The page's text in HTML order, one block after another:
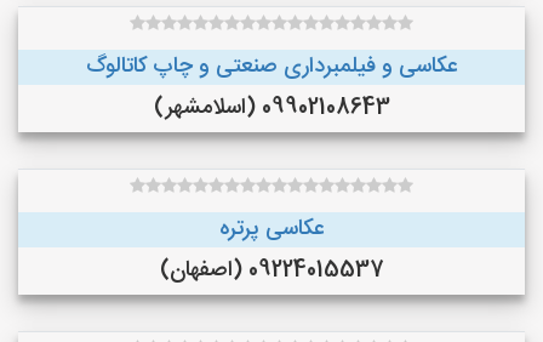
عکاسی و فیلمبرداری صنعتی و چاپ کاتالوگ
09902108643 (اسلامشهر)
عکاسی پرتره
09224015537 (اصفهان)